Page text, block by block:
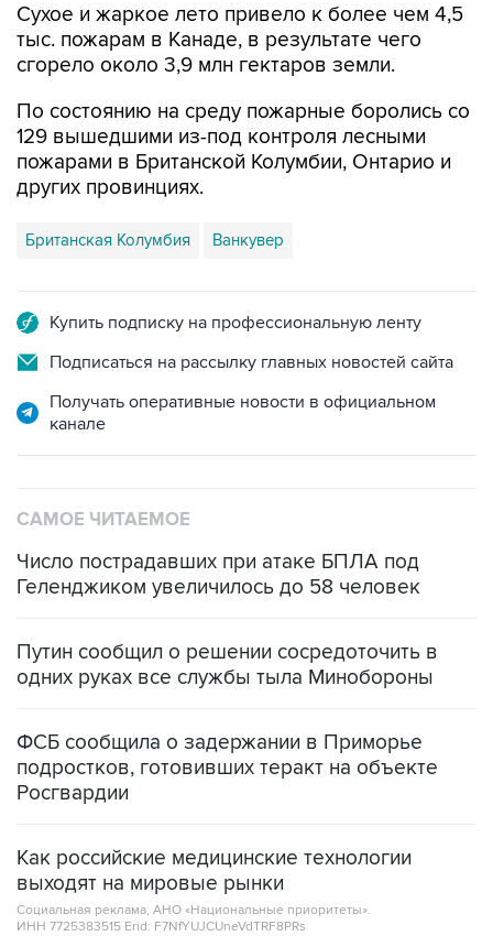
Сухое и жаркое лето привело к более чем 4,5
тыс. пожарам в Канаде, в результате чего
сгорело около 3,9 млн гектаров земли.
По состоянию на среду пожарные боролись со
129 вышедшими из-под контроля лесными
пожарами в Британской Колумбии, Онтарио и
других провинциях.
Британская Колумбия Ванкувер
Купить подписку на профессиональную ленту
Подписаться на рассылку главных новостей сайта
Получать оперативные новости в официальном
канале
САМОЕ ЧИТАЕМОЕ
Число пострадавших при атаке БПЛА под
Геленджиком увеличилось до 58 человек
Путин сообщил о решении сосредоточить в
одних руках все службы тыла Минобороны
ФСБ сообщила о задержании в Приморье
подростков, готовивших теракт на объекте
Росгвардии
Как российские медицинские технологии
выходят на мировые рынки
Социальная реклама, АНО «Национальные приоритеты».
ИНН 7725383515 Erid: F7NfYUJCUneVdTRF8PRs